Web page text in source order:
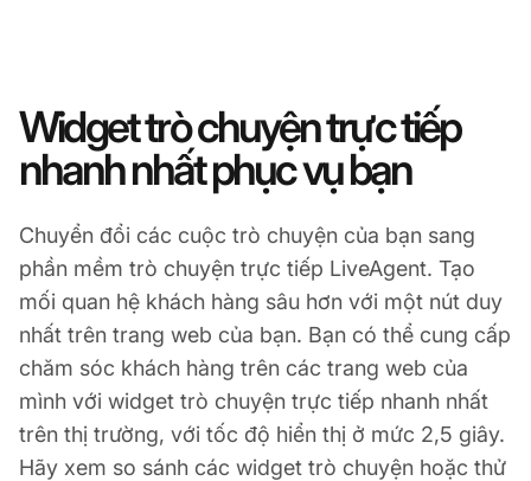
Widget trò chuyện trực tiếp
nhanh nhất phục vụ bạn
Chuyển đổi các cuộc trò chuyện của bạn sang
phần mềm trò chuyện trực tiếp LiveAgent. Tạo
mối quan hệ khách hàng sâu hơn với một nút duy
nhất trên trang web của bạn. Bạn có thể cung cấp
chăm sóc khách hàng trên các trang web của
mình với widget trò chuyện trực tiếp nhanh nhất
trên thị trường, với tốc độ hiển thị ở mức 2,5 giây.
Hãy xem so sánh các widget trò chuyện hoặc thử